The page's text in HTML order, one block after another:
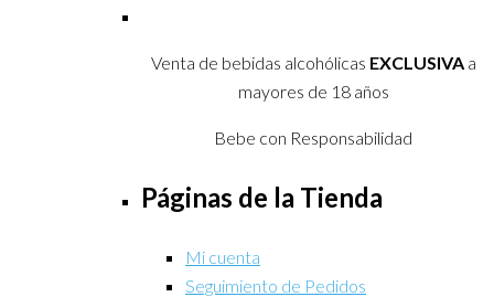
Venta de bebidas alcohólicas EXCLUSIVAa
mayores de 18 años
Bebe con Responsabilidad
Páginas de la Tienda
Mi cuenta
Seguimiento de Pedidos